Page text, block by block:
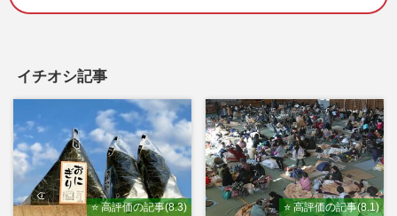
イチオシ記事
⭐ 高評価の記事(8.3) ⭐ 高評価の記事(8.1)